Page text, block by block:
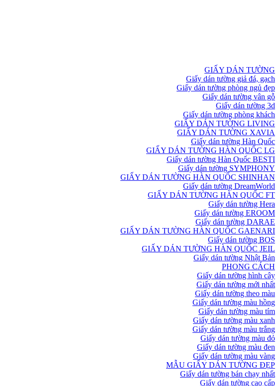
GIẤY DÁN TƯỜNG
Giấy dán tường giả đá, gạch
Giấy dán tường phòng ngủ đẹp
Giấy dán tường vân gỗ
Giấy dán tường 3d
Giấy dán tường phòng khách
GIẤY DÁN TƯỜNG LIVING
GIẤY DÁN TƯỜNG XAVIA
Giấy dán tường Hàn Quốc
GIẤY DÁN TƯỜNG HÀN QUỐC LG
Giấy dán tường Hàn Quốc BESTI
Giấy dán tường SYMPHONY
GIẤY DÁN TƯỜNG HÀN QUỐC SHINHAN
Giấy dán tường DreamWorld
GIẤY DÁN TƯỜNG HÀN QUỐC FT
Giấy dán tường Hera
Giấy dán tường EROOM
Giấy dán tường DARAE
GIẤY DÁN TƯỜNG HÀN QUỐC GAENARI
Giấy dán tường BOS
GIẤY DÁN TƯỜNG HÀN QUỐC JEIL
Giấy dán tường Nhật Bản
PHONG CÁCH
Giấy dán tường hình cây
Giấy dán tường mới nhất
Giấy dán tường theo màu
Giấy dán tường màu hồng
Giấy dán tường màu tím
Giấy dán tường màu xanh
Giấy dán tường màu trắng
Giấy dán tường màu đỏ
Giấy dán tường màu đen
Giấy dán tường màu vàng
MẪU GIẤY DÁN TƯỜNG ĐẸP
Giấy dán tường bán chạy nhất
Giấy dán tường cao cấp